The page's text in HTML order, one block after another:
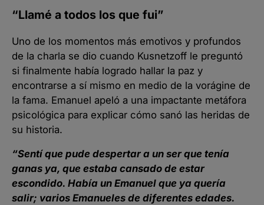
“Llamé a todos los que fui”
Uno de los momentos más emotivos y profundos
de la charla se dio cuando Kusnetzoff le preguntó
si finalmente había logrado hallar la paz y
encontrarse a sí mismo en medio de la vorágine de
la fama. Emanuel apeló a una impactante metáfora
psicológica para explicar cómo sanó las heridas de
su historia.
“Sentí que pude despertar a un ser que tenía
ganas ya, que estaba cansado de estar
escondido. Había un Emanuel que ya quería
salir; varios Emanueles de diferentes edades.